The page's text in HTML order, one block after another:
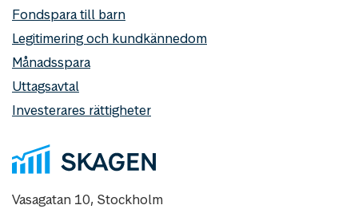
Fondspara till barn
Legitimering och kundkännedom
Månadsspara
Uttagsavtal
Investerares rättigheter
Vasagatan 10, Stockholm